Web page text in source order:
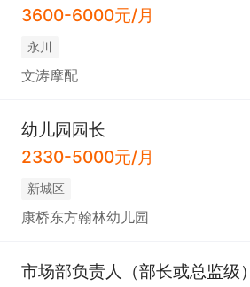
3600-6000元/月
永川
文涛摩配
幼儿园园长
2330-5000元/月
新城区
康桥东方翰林幼儿园
市场部负责人（部长或总监级）